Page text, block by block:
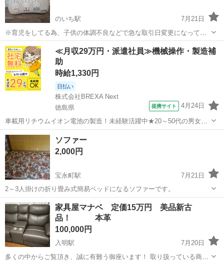
のいち駅
7月21日
※育児をしてる為、子供の体調不良などで急な取引日変更になってし
まうかもしれませんがご了承下さい。 ミッフィー 腰当てクッションで
す。 中古品です。あまり使用してない物になります。 見た感じ汚れな
どはないです。 引取に来...
高知 香南市 のいち駅 ソファ ミッフィー
≪月収29万円・派遣社員≫機械操作・製造補
助
時給1,330円
日払い
株式会社BREXA Next
徳島県
提携サイト 4月24日
車載用リチウムイオン電池の製造！未経験活躍中★20～50代の男女活
躍中！寮費無料★備品付き1R寮完備！自宅からマイカー通勤OK！無料
駐車場完備◎正社員登用制度あり！《徳島県板野郡松茂町》 人気の工
場のお仕事 ◇車載用リチウ...
徳島 その他
ソファー
2,000円
宝永町駅
7月21日
2～3人掛けの折り畳み式簡易ベッドになるソファーです。
高知 高知市 宝永町駅 ソファ ソファー
家具屋マナベ 定価15万円 美品新古
品！ 本革
100,000円
入明駅
7月20日
多くの中からご覧頂き、誠に有難う御座います！ 取り扱っている商